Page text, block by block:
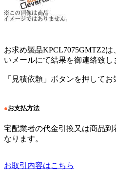
お求め製品KPCL7075GMTZ2
いメールにて結果を御連絡致し
「見積依頼」ボタンを押してお
●お支払方法
宅配業者の代金引換又は商品
なります。
お取引内容はこちら